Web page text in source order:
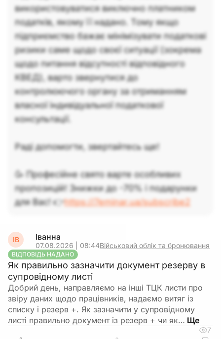
використовуватися виключно платником
податків, якому її надано. Тому якщо
підприємство бажає мінімізувати податкові
ризики саме щодо своєї ситуації (зокрема
щодо питання відсутності відповідного
КВЕД), варто звернутися до
контролюючого органу за отриманням
власної індивідуальної податкової
консультації.
Раді допомогти, звертайтесь ще!
🥳 Професійне свято варте особливих
пропозицій! Знижки до -70% і подарунки
для Вас! 👉https://7eminar.ua/subscribe2
ІВ Іванна
07.08.2026 | 08:44Військовий облік та бронювання
ВІДПОВІДЬ НАДАНО
Як правильно зазначити документ резерву в
супровідному листі
Добрий день, направляємо на інші ТЦК листи про
звіру даних щодо працівників, надаємо витяг із
списку і резерв +. Як зазначити у супровідному
листі правильно документ із резерв + чи як…
7